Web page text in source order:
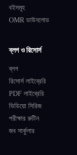
বইসমূহ
OMR ডাউনলোড
ব্লগ ও রিসোর্স
ব্লগ
রিসোর্স লাইব্রেরি
PDF লাইব্রেরি
ভিডিয়ো সিরিজ
পরীক্ষার রুটিন
জব সার্কুলার